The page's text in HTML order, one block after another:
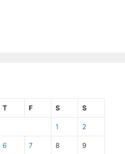
T F S S
1 2
6 7 8 9